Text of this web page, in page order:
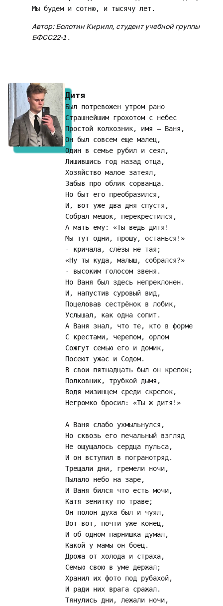
Автор: Болотин Кирилл, студент учебной группы
БФСС22-1 .
Дитя
Был потревожен утром рано
Страшнейшим грохотом с небес
Простой колхозник, имя – Ваня,
Он был совсем еще малец,
Один в семье рубил и сеял,
Лишившись год назад отца,
Хозяйство малое затеял,
Забыв про облик сорванца.
Но быт его преобразился,
И, вот уже два дня спустя,
Собрал мешок, перекрестился,
А мать ему: «Ты ведь дитя!
Мы тут одни, прошу, останься!»
- кричала, слёзы не тая;
«Ну ты куда, малыш, собрался?»
- высоким голосом звеня.
Но Ваня был здесь непреклонен.
И, напустив суровый вид,
Поцеловав сестрёнок в лобик,
Услышал, как одна сопит.
А Ваня знал, что те, кто в форме
С крестами, черепом, орлом
Сожгут семью его и домик,
Посеют ужас и Содом.
В свои пятнадцать был он крепок;
Полковник, трубкой дымя,
Водя мизинцем среди скрепок,
Негромко бросил: «Ты ж дитя!»
А Ваня слабо ухмыльнулся,
Но сквозь его печальный взгляд
Не ощущалось сердца пульса,
И он вступил в погранотряд.
Трещали дни, гремели ночи,
Пылало небо на заре,
И Ваня бился что есть мочи,
Катя зенитку по траве;
Он полон духа был и чуял,
Вот-вот, почти уже конец,
И об одном парнишка думал,
Какой у мамы он боец.
Дрожа от холода и страха,
Семью свою в уме держал;
Хранил их фото под рубахой,
И ради них врага сражал.
Тянулись дни, лежали ночи,